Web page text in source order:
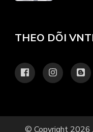
THEO DÕI
© Copyright 2026